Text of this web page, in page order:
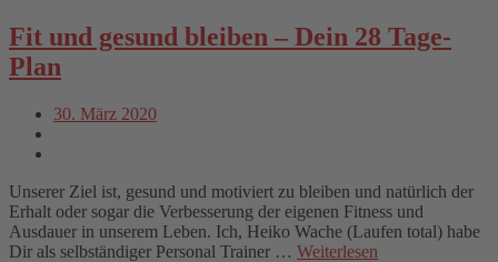
Fit und gesund bleiben – Dein 28 Tage-
Plan
30. März 2020
Unserer Ziel ist, gesund und motiviert zu bleiben und natürlich der
Erhalt oder sogar die Verbesserung der eigenen Fitness und
Ausdauer in unserem Leben. Ich, Heiko Wache (Laufen total) habe
Dir als selbständiger Personal Trainer … Weiterlesen